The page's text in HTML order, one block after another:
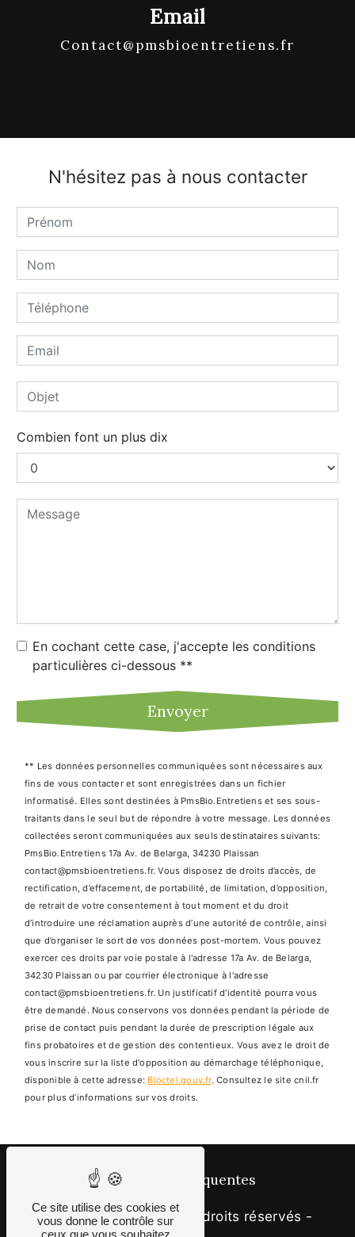
Email
contact@pmsbioentretiens.fr
N'hésitez pas à nous contacter
Combien font un plus dix
En cochant cette case, j'accepte les conditions
particulières ci-dessous **
Envoyer
** Les données personnelles communiquées sont nécessaires aux
fins de vous contacter et sont enregistrées dans un fichier
informatisé. Elles sont destinées à PmsBio.Entretiens et ses sous-
traitants dans le seul but de répondre à votre message. Les données
collectées seront communiquées aux seuls destinataires suivants:
PmsBio.Entretiens 17a Av. de Belarga, 34230 Plaissan
contact@pmsbioentretiens.fr. Vous disposez de droits d’accès, de
rectification, d’effacement, de portabilité, de limitation, d’opposition,
de retrait de votre consentement à tout moment et du droit
d’introduire une réclamation auprès d’une autorité de contrôle, ainsi
que d’organiser le sort de vos données post-mortem. Vous pouvez
exercer ces droits par voie postale à l'adresse 17a Av. de Belarga,
34230 Plaissan ou par courrier électronique à l'adresse
contact@pmsbioentretiens.fr. Un justificatif d'identité pourra vous
être demandé. Nous conservons vos données pendant la période de
prise de contact puis pendant la durée de prescription légale aux
fins probatoires et de gestion des contentieux. Vous avez le droit de
vous inscrire sur la liste d'opposition au démarchage téléphonique,
disponible à cette adresse:
Bloctel.gouv.fr. Consultez le site cnil.fr
pour plus d’informations sur vos droits.
Recherches fréquentes
©Vistalid- 2026 - Tous droits réservés -
Ce site utilise des cookies et
vous donne le contrôle sur
ceux que vous souhaitez